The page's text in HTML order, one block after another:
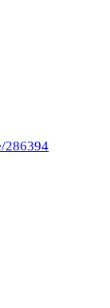
286394